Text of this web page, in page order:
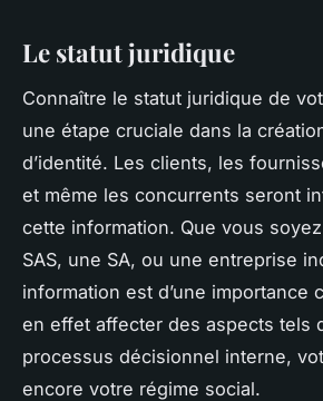
Le statut juridique
Connaître le statut juridique de
une étape cruciale dans la
d’identité. Les clients, les
et même les concurrents seront
cette information. Que vous
SAS, une SA, ou une entreprise
information est d’une importance
en effet affecter des aspects tels
processus décisionnel interne,
encore votre régime social.